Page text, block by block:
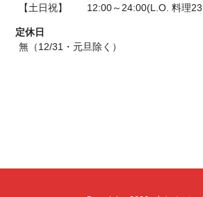
【土日祝】 12:00～24:00(L.O. 料理
定休日
無（12/31・元旦除く）